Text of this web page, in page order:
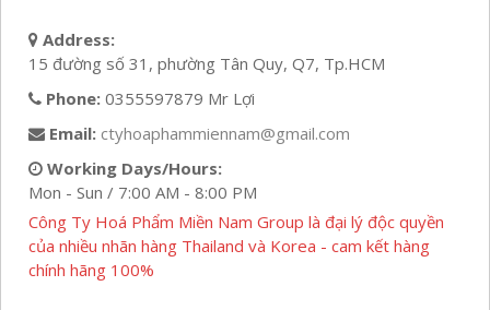
Address:
15 đường số 31, phường Tân Quy, Q7, Tp.HCM
Phone: 0355597879 Mr Lợi
Email: ctyhoaphammiennam@gmail.com
Working Days/Hours:
Mon - Sun / 7:00 AM - 8:00 PM
Công Ty Hoá Phẩm Miền Nam Group là đại lý độc quyền
của nhiều nhãn hàng Thailand và Korea - cam kết hàng
chính hãng 100%